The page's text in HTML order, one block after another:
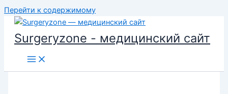
Перейти к содержимому
Surgeryzone - медицинский сайт